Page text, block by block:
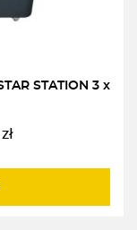
STATION 3 x
zł